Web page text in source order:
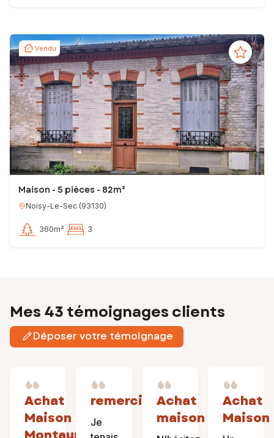
Vendu
Maison - 5 pièces - 82m²
Noisy-Le-Sec (93130)
360m² 3
Mes 43 témoignages clients
Déposer votre témoignage
Achat
Maison
remerciement
Je
Achat
maison
Achat
Maison